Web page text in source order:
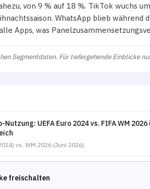
von 9 % auf 18 %. TikTok wuchs
WhatsApp blieb
Apps, was
Segmentdaten. Für tiefergehende Einblicke
Nutzung: UEFA Euro 2024 vs. FIFA WM
vs. WM 2026 (Juni 2026)
freischalten